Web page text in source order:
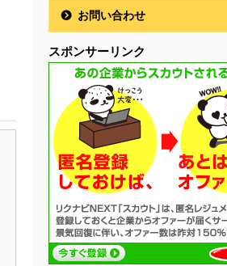
お問い合わせ
スポンサーリンク